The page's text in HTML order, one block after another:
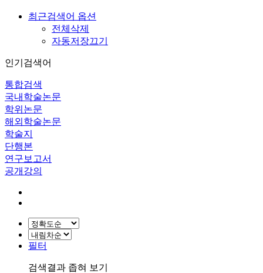
최근검색어 옵션
전체삭제
자동저장끄기
인기검색어
통합검색
국내학술논문
학위논문
해외학술논문
학술지
단행본
연구보고서
공개강의
필터
검색결과 좁혀 보기